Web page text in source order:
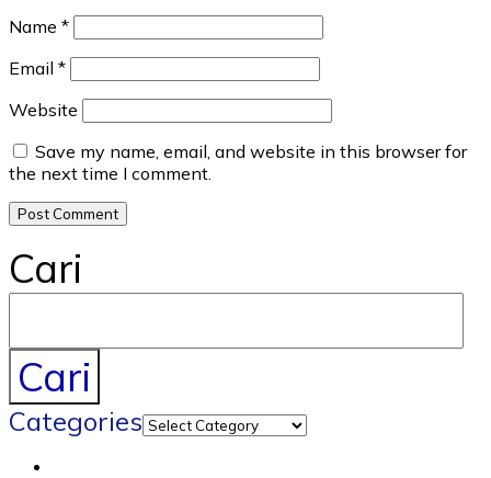
Name *
Email *
Website
Save my name, email, and website in this browser for
the next time I comment.
Cari
Cari
Categories